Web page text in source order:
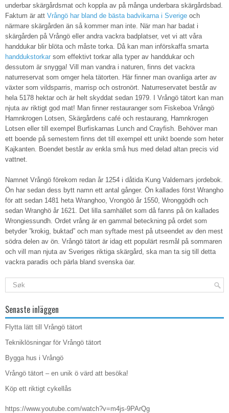
underbar skärgårdsmat och koppla av på många underbara skärgårdsbad.
Faktum är att Vrångö har bland de bästa badvikarna i Sverige och
närmare skärgården än så kommer man inte. När man har badat i
skärgården på Vrångö eller andra vackra badplatser, vet vi att våra
handdukar blir blöta och måste torka. Då kan man införskaffa smarta
handdukstorkar som effektivt torkar alla typer av handdukar och
dessutom är snygga! Vill man vandra i naturen, finns det vackra
naturreservat som omger hela tätorten. Här finner man ovanliga arter av
växter som vildsparris, marrisp och ostronört. Naturreservatet består av
hela 5178 hektar och är helt skyddat sedan 1979. I Vrångö tätort kan man
njuta av riktigt god mat! Man finner restauranger som Fiskeboa Vrångö
Hamnkrogen Lotsen, Skärgårdens café och restaurang, Hamnkrogen
Lotsen eller till exempel Burfiskarnas Lunch and Crayfish. Behöver man
ett boende på semestern finns det till exempel ett unikt boende som heter
Kajkanten. Boendet består av enkla små hus med delad altan precis vid
vattnet.
Namnet Vrångö förekom redan år 1254 i dåtida Kung Valdemars jordebok.
Ön har sedan dess bytt namn ett antal gånger. Ön kallades först Wrangho
för att sedan 1481 heta Wranghoo, Vrongöö år 1550, Wronggödh och
sedan Wranghö år 1621. Det lilla samhället som då fanns på ön kallades
Wrongiessundh. Ordet vrång är en gammal beteckning på ordet som
betyder ”krokig, buktad” och man syftade mest på utseendet av den mest
södra delen av ön. Vrångö tätort är idag ett populärt resmål på sommaren
och vill man njuta av Sveriges riktiga skärgård, ska man ta sig till detta
vackra paradis och pärla bland svenska öar.
Senaste inläggen
Flytta lätt till Vrångö tätort
Tekniklösningar för Vrångö tätort
Bygga hus i Vrångö
Vrångö tätort – en unik ö värd att besöka!
Köp ett riktigt cykellås
https://www.youtube.com/watch?v=m4js-9PArQg